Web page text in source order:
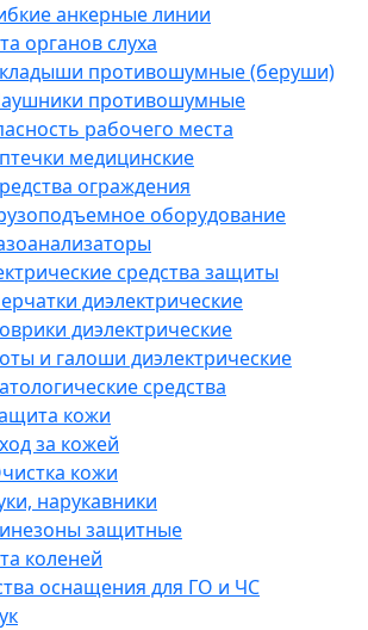
анкерные линии
органов слуха
противошумные (беруши)
противошумные
рабочего места
медицинские
ограждения
оборудование
средства защиты
диэлектрические
диэлектрические
и галоши диэлектрические
средства
кожи
за кожей
кожи
нарукавники
защитные
коленей
оснащения для ГО и ЧС